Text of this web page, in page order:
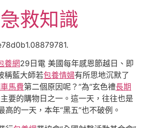
救知識
養網29日電 美國每年感恩節越日、即
稱藍大師若包養情婦有所思地沉默了
馬費第二個原因呢？”為“玄色禮長期
要的購物日之一。這一天，往往也是
高的一天，本年“黑五”也不破例。